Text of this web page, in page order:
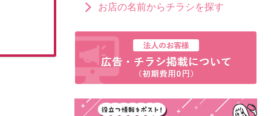
お店の名前からチラシを探す